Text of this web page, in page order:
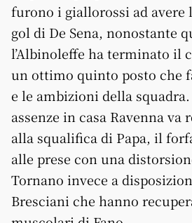
furono i giallorossi ad avere
gol di De Sena, nonostante
l’Albinoleffe ha terminato il
un ottimo quinto posto che
e le ambizioni della
assenze in casa Ravenna va
alla squalifica di Papa, il
alle prese con una
Tornano invece a
Bresciani che hanno